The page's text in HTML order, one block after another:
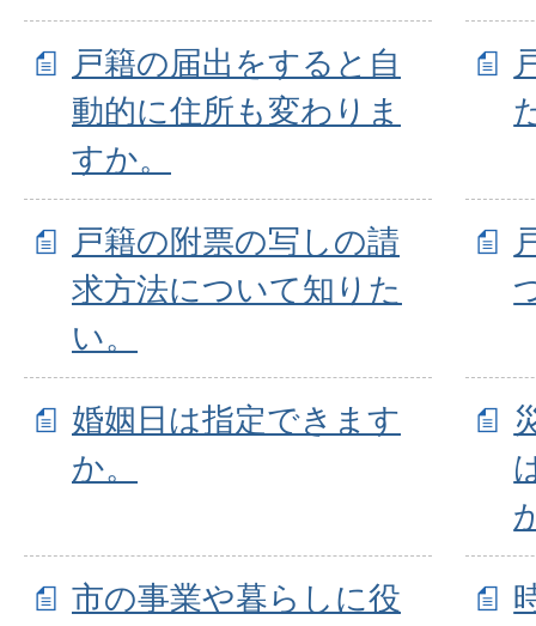
戸籍の届出をすると自
動的に住所も変わりま
すか。
戸籍の附票の写しの請
求方法について知りた
い。
婚姻日は指定できます
か。
市の事業や暮らしに役